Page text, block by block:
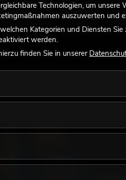
LICHT
Technologien, um
auszuwerten und
Kategorien und Diensten
werden.
finden Sie in unserer